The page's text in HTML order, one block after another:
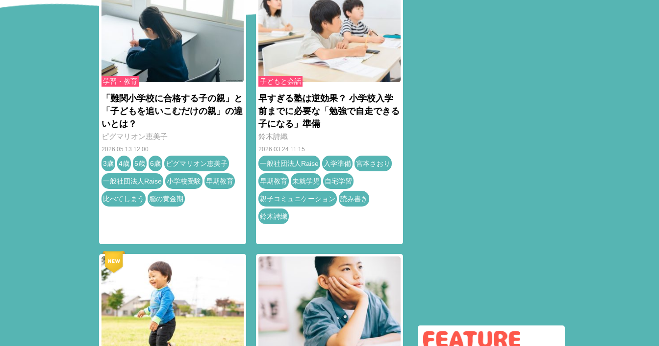
学習・教育
「難関小学校に合格する子の親」と
「子どもを追いこむだけの親」の違
いとは？
ピグマリオン恵美子
2026.05.13 12:00
3歳 4歳 5歳 6歳 ピグマリオン恵美子
一般社団法人Raise 小学校受験 早期教育
比べてしまう 脳の黄金期
子どもと会話
早すぎる塾は逆効果？ 小学校入学
前までに必要な「勉強で自走できる
子になる」準備
鈴木詩織
2026.03.24 11:15
一般社団法人Raise 入学準備 宮本さおり
早期教育 未就学児 自宅学習
親子コミュニケーション 読み書き
鈴木詩織